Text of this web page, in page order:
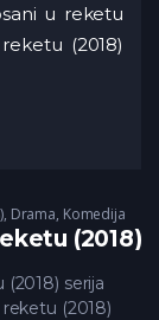
u reketu
(2018)
, Drama, Komedija
(2018)
serija
(2018)